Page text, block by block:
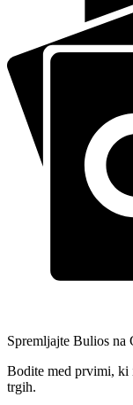
Spremljajte Bulios na
Bodite med prvimi, ki
trgih.